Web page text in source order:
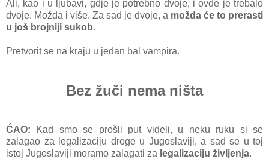
Ali, kao i u ljubavi, gdje je potrebno dvoje, i ovde je trebalo
dvoje. Možda i više. Za sad je dvoje, a možda će to prerasti
u još brojniji sukob.
Pretvorit se na kraju u jedan bal vampira.
Bez žuči nema ništa
ĆAO: Kad smo se prošli put videli, u neku ruku si se
zalagao za legalizaciju droge u Jugoslaviji, a sad se u toj
istoj Jugoslaviji moramo zalagati za legalizaciju življenja.